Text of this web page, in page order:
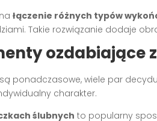
łączenie różnych typów
Takie rozwiązanie dodaje
ozdabiające
ponadczasowe, wiele par
charakter.
ślubnych to popularny